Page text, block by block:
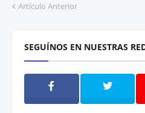
Artículo Anterior
SEGUÍNOS EN NUESTRAS